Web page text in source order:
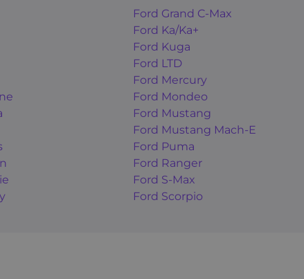
Ford Grand C-Max
Ford Ka/Ka+
Ford Kuga
Ford LTD
Ford Mercury
Ford Mondeo
Ford Mustang
Ford Mustang Mach-E
Ford Puma
Ford Ranger
Ford S-Max
Ford Scorpio